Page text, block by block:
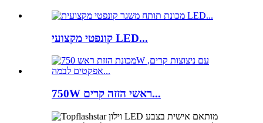
קונפטי מקצועי LED...
750W ראשי הזזה קרים...